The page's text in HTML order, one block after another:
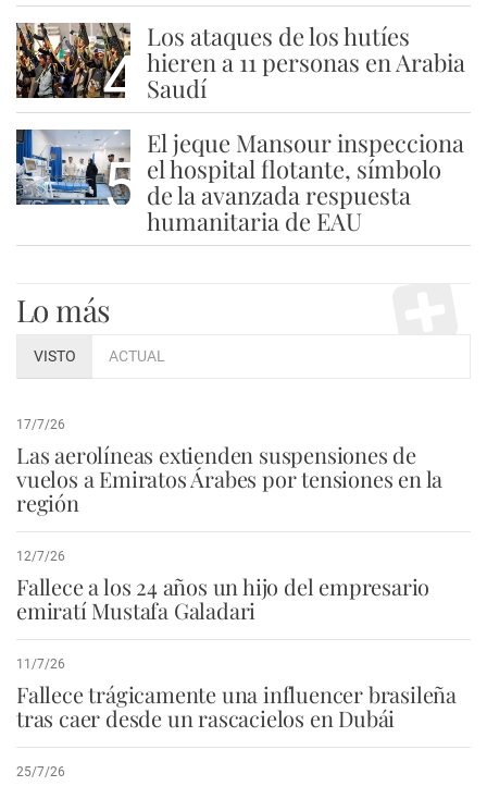
4
Los ataques de los hutíes
hieren a 11 personas en Arabia
Saudí
5
El jeque Mansour inspecciona
el hospital flotante, símbolo
de la avanzada respuesta
humanitaria de EAU
Lo más
VISTO ACTUAL
17/7/26
Las aerolíneas extienden suspensiones de
vuelos a Emiratos Árabes por tensiones en la
región
12/7/26
Fallece a los 24 años un hijo del empresario
emiratí Mustafa Galadari
11/7/26
Fallece trágicamente una influencer brasileña
tras caer desde un rascacielos en Dubái
25/7/26